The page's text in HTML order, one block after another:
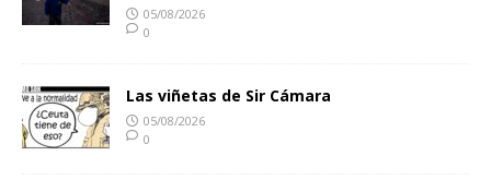
05/08/2026
0
Las viñetas de Sir Cámara
05/08/2026
0